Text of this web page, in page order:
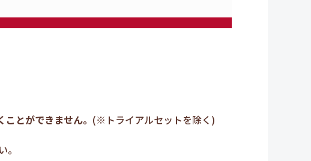
とができません。 (※トライアルセットを除く)
。